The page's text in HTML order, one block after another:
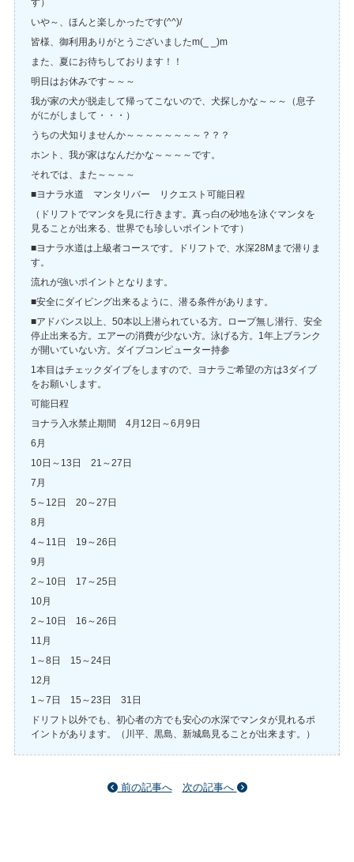
いや～、ほんと楽しかったです(^^)/
皆様、御利用ありがとうございましたm(_ _)m
また、夏にお待ちしております！！
明日はお休みです～～～
我が家の犬が脱走して帰ってこないので、犬探しかな～～～（息子
がにがしまして・・・）
うちの犬知りませんか～～～～～～～～？？？
ホント、我が家はなんだかな～～～～です。
それでは、また～～～～
■ヨナラ水道 マンタリバー リクエスト可能日程
（ドリフトでマンタを見に行きます。真っ白の砂地を泳ぐマンタを
見ることが出来る、世界でも珍しいポイントです）
■ヨナラ水道は上級者コースです。ドリフトで、水深28Mまで潜りま
す。
流れが強いポイントとなります。
■安全にダイビング出来るように、潜る条件があります。
■アドバンス以上、50本以上潜られている方。ロープ無し潜行、安全
停止出来る方。エアーの消費が少ない方。泳げる方。1年上ブランク
が開いていない方。ダイブコンピューター持参
1本目はチェックダイブをしますので、ヨナラご希望の方は3ダイブ
をお願いします。
可能日程
ヨナラ入水禁止期間 4月12日～6月9日
6月
10日～13日 21～27日
7月
5～12日 20～27日
8月
4～11日 19～26日
9月
2～10日 17～25日
10月
2～10日 16～26日
11月
1～8日 15～24日
12月
1～7日 15～23日 31日
ドリフト以外でも、初心者の方でも安心の水深でマンタが見れるポ
イントがあります。（川平、黒島、新城島見ることが出来ます。）
前の記事へ 次の記事へ